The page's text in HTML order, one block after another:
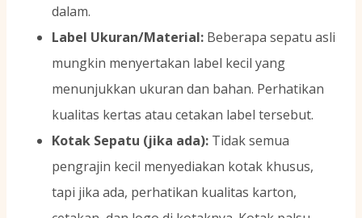
dalam.
Label Ukuran/Material: Beberapa sepatu asli
mungkin menyertakan label kecil yang
menunjukkan ukuran dan bahan. Perhatikan
kualitas kertas atau cetakan label tersebut.
Kotak Sepatu (jika ada): Tidak semua
pengrajin kecil menyediakan kotak khusus,
tapi jika ada, perhatikan kualitas karton,